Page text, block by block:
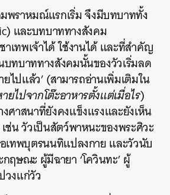
พราหมณ์แรกเริ่ม จึงมีบทบาททั้ง
และบทบาททางสังคม
เทพเจ้าได้ ใช้งานได้ และที่สำคัญ
ทบาททางสังคมนั้นของวัวเริ่มลด
ไปแล้ว’ (สามารถอ่านเพิ่มเติมใน
ายไปจากโต๊ะอาหารตั้งแต่เมื่อไร)
ศาสนาที่ยังคงแข็งแรงและยังเห็น
ช่น วัวเป็นสัตว์พาหนะของพระศิวะ
เทพบุตรนนทิแปลงกาย และวัวนับ
ฤษณะ ผู้มีฉายา ‘โควินทะ’ ผู้
งแก่วัว